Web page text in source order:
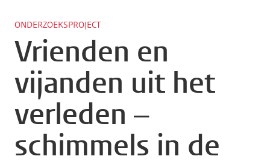
ONDERZOEKSPROJECT
Vrienden en
vijanden uit het
verleden –
schimmels in de